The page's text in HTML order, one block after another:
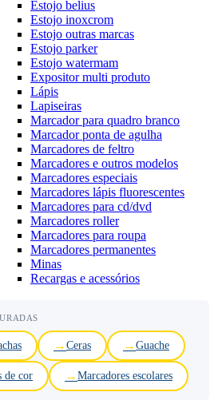
Estojo belius
Estojo inoxcrom
Estojo outras marcas
Estojo parker
Estojo watermam
Expositor multi produto
Lápis
Lapiseiras
Marcador para quadro branco
Marcador ponta de agulha
Marcadores de feltro
Marcadores e outros modelos
Marcadores especiais
Marcadores lápis fluorescentes
Marcadores para cd/dvd
Marcadores roller
Marcadores para roupa
Marcadores permanentes
Minas
Recargas e acessórios
Ceras Guache
de cor Marcadores escolares